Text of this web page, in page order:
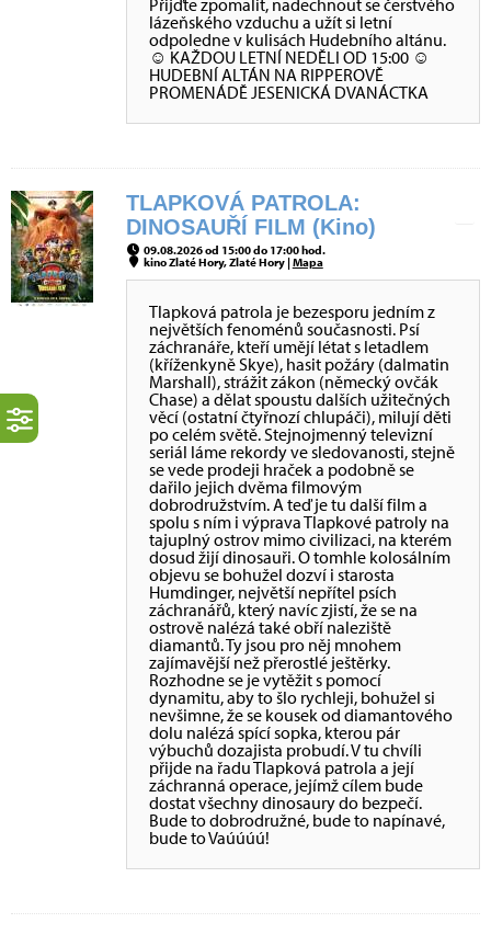
Přijďte zpomalit, nadechnout se čerstvého
lázeňského vzduchu a užít si letní
odpoledne v kulisách Hudebního altánu.
☺ KAŽDOU LETNÍ NEDĚLI OD 15:00 ☺
HUDEBNÍ ALTÁN NA RIPPEROVĚ
PROMENÁDĚ JESENICKÁ DVANÁCTKA
TLAPKOVÁ PATROLA:
DINOSAUŘÍ FILM (Kino)
09.08.2026 od 15:00 do 17:00 hod.
kino Zlaté Hory, Zlaté Hory |Mapa
Tlapková patrola je bezesporu jedním z
největších fenoménů současnosti. Psí
záchranáře, kteří umějí létat s letadlem
(kříženkyně Skye), hasit požáry (dalmatin
Marshall), strážit zákon (německý ovčák
Chase) a dělat spoustu dalších užitečných
věcí (ostatní čtyřnozí chlupáči), milují děti
po celém světě. Stejnojmenný televizní
seriál láme rekordy ve sledovanosti, stejně
se vede prodeji hraček a podobně se
dařilo jejich dvěma filmovým
dobrodružstvím. A teď je tu další film a
spolu s ním i výprava Tlapkové patroly na
tajuplný ostrov mimo civilizaci, na kterém
dosud žijí dinosauři. O tomhle kolosálním
objevu se bohužel dozví i starosta
Humdinger, největší nepřítel psích
záchranářů, který navíc zjistí, že se na
ostrově nalézá také obří naleziště
diamantů. Ty jsou pro něj mnohem
zajímavější než přerostlé ještěrky.
Rozhodne se je vytěžit s pomocí
dynamitu, aby to šlo rychleji, bohužel si
nevšimne, že se kousek od diamantového
dolu nalézá spící sopka, kterou pár
výbuchů dozajista probudí. V tu chvíli
přijde na řadu Tlapková patrola a její
záchranná operace, jejímž cílem bude
dostat všechny dinosaury do bezpečí.
Bude to dobrodružné, bude to napínavé,
bude to Vaúúúú!